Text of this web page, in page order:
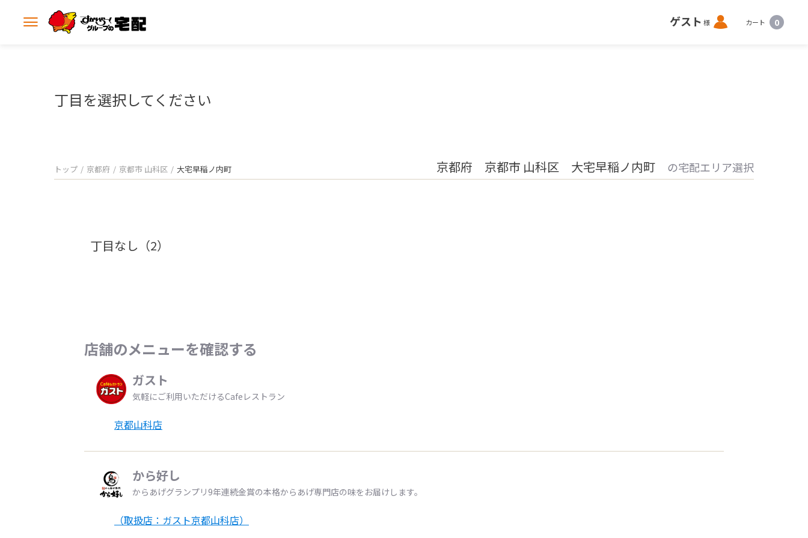
メ
ゲスト 様 ロ
グ
カート 0
丁目を選択してください
トップ 京都府 京都市 山科区 大宅早稲ノ内町 京都府 京都市 山科区 大宅早稲ノ内町 の宅配エリア選択
丁目なし（2）
店舗のメニューを確認する
ガスト
気軽にご利用いただけるCafeレストラン
京都山科店
から好し
からあげグランプリ9年連続金賞の本格からあげ専門店の味をお届けします。
（取扱店：ガスト京都山科店）